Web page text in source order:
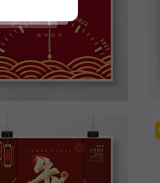
元旦节日海报新年快乐元旦迎新海报